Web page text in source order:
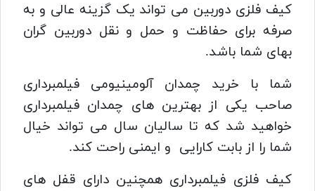
کیف فلزی دوربین می تواند یک گزینه عالی و به
صرفه برای حفاظت و حمل و نقل دوربین گران
بهای شما باشد.
شما با خرید چمدان آلومینیومی فیلمبرداری
صاحب یکی از بهترین های چمدان فیلمبرداری
خواهید شد که تا سالیان سال می تواند خیال
شما را از بابت کارایی و ایمنی راحت کند.
کیف فلزی فیلمبرداری همچنین دارای قفل های